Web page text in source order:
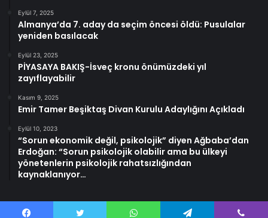
Eylül 7, 2025
Almanya’da 7. aday da seçim öncesi öldü: Pusulalar
yeniden basılacak
Eylül 23, 2025
PİYASAYA BAKIŞ-İsveç kronu önümüzdeki yıl
zayıflayabilir
Kasım 9, 2025
Emir Tamer Beşiktaş Divan Kurulu Adaylığını Açıkladı
Eylül 10, 2023
“Sorun ekonomik değil, psikolojik” diyen Ağbaba’dan
Erdoğan: “Sorun psikolojik olabilir ama bu ülkeyi
yönetenlerin psikolojik rahatsızlığından
kaynaklanıyor…